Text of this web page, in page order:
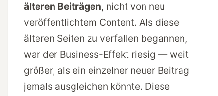
älteren Beiträgen, nicht von neu
veröffentlichtem Content. Als diese
älteren Seiten zu verfallen begannen,
war der Business-Effekt riesig — weit
größer, als ein einzelner neuer Beitrag
jemals ausgleichen könnte. Diese